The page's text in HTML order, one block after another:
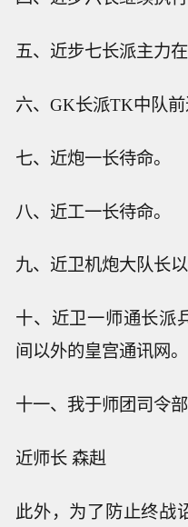
五、近步七长派主力
六、GK长派TK中队前
七、近炮一长待命。
八、近工一长待命。
九、近卫机炮大队长
十、近卫一师通长派
间以外的皇宫通讯网。
十一、我于师团司令部
近师长 森赳
此外，为了防止终战